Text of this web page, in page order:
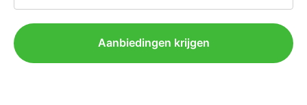
Aanbiedingen krijgen